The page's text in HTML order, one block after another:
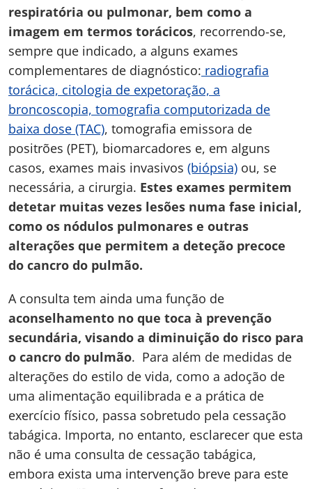
respiratória ou pulmonar, bem como a
imagem em termos torácicos, recorrendo-se,
sempre que indicado, a alguns exames
complementares de diagnóstico: radiografia
torácica, citologia de expetoração, a
broncoscopia, tomografia computorizada de
baixa dose (TAC), tomografia emissora de
positrões (PET), biomarcadores e, em alguns
casos, exames mais invasivos (biópsia) ou, se
necessária, a cirurgia. Estes exames permitem
detetar muitas vezes lesões numa fase inicial,
como os nódulos pulmonares e outras
alterações que permitem a deteção precoce
do cancro do pulmão.
A consulta tem ainda uma função de
aconselhamento no que toca à prevenção
secundária, visando a diminuição do risco para
o cancro do pulmão. Para além de medidas de
alterações do estilo de vida, como a adoção de
uma alimentação equilibrada e a prática de
exercício físico, passa sobretudo pela cessação
tabágica. Importa, no entanto, esclarecer que esta
não é uma consulta de cessação tabágica,
embora exista uma intervenção breve para este